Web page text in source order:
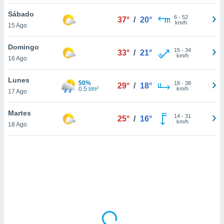
sitio
En
sean
el sitio
ni para
o
Sábado
15 Ago
37° / 20° 6- 52
km/h
Domingo
16 Ago
33° / 21° 15- 34
km/h
Lunes
17 Ago
50%
0.5 l/m²
29° / 18° 18- 38
km/h
Martes
18 Ago
25° / 16° 14- 31
km/h